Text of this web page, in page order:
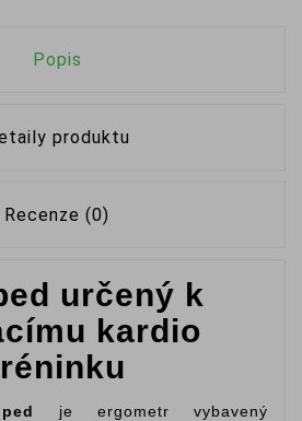
Popis
produktu
Recenze (0)
určený k
kardio
je ergometr vybavený